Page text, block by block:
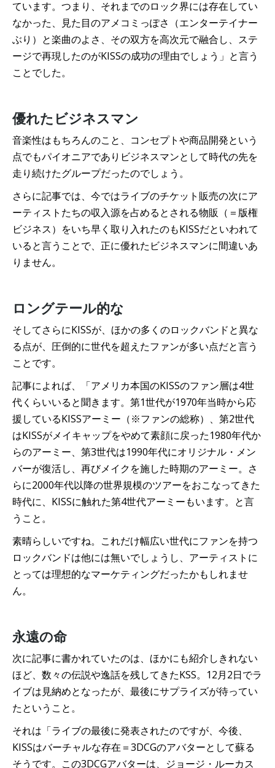
ています。つまり、それまでのロック界には存在してい
なかった、見た目のアメコミっぽさ（エンターテイナー
ぶり）と楽曲のよさ、その双方を高次元で融合し、ステ
ージで再現したのがKISSの成功の理由でしょう」と言う
ことでした。
優れたビジネスマン
音楽性はもちろんのこと、コンセプトや商品開発という
点でもパイオニアでありビジネスマンとして時代の先を
走り続けたグループだったのでしょう。
さらに記事では、今ではライブのチケット販売の次にア
ーティストたちの収入源を占めるとされる物販（＝版権
ビジネス）をいち早く取り入れたのもKISSだといわれて
いると言うことで、正に優れたビジネスマンに間違いあ
りません。
ロングテール的な
そしてさらにKISSが、ほかの多くのロックバンドと異な
る点が、圧倒的に世代を超えたファンが多い点だと言う
ことです。
記事によれば、「アメリカ本国のKISSのファン層は4世
代くらいいると聞きます。第1世代が1970年当時から応
援しているKISSアーミー（※ファンの総称）、第2世代
はKISSがメイキャップをやめて素顔に戻った1980年代か
らのアーミー、第3世代は1990年代にオリジナル・メン
バーが復活し、再びメイクを施した時期のアーミー。さ
らに2000年代以降の世界規模のツアーをおこなってきた
時代に、KISSに触れた第4世代アーミーもいます。と言
うこと。
素晴らしいですね。これだけ幅広い世代にファンを持つ
ロックバンドは他には無いでしょうし、アーティストに
とっては理想的なマーケティングだったかもしれませ
ん。
永遠の命
次に記事に書かれていたのは、ほかにも紹介しきれない
ほど、数々の伝説や逸話を残してきたKSS。12月2日でラ
イブは見納めとなったが、最後にサプライズが待ってい
たということ。
それは「ライブの最後に発表されたのですが、今後、
KISSはバーチャルな存在＝3DCGのアバターとして蘇る
そうです。この3DCGアバターは、ジョージ・ルーカス